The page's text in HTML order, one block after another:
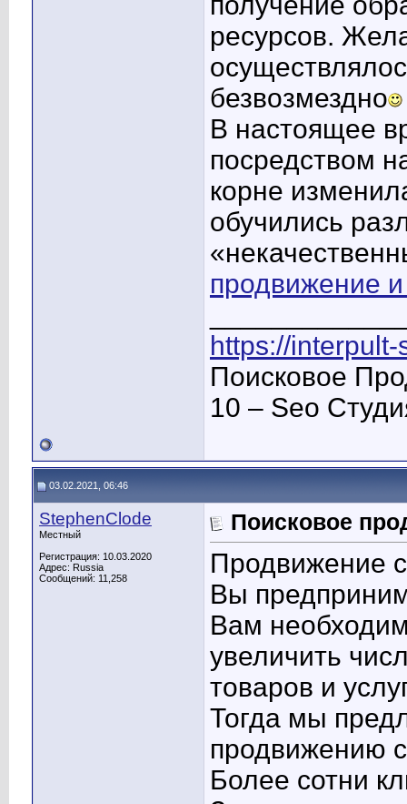
ресурсов.
безвозмездно
В настоящее
посредством
корне
обучились
продвижение
https://
Поисковое
10 – Seo
03.02.2021, 06:46
StephenClode
Местный
Регистрация: 10.03.2020
Адрес: Russia
Сообщений: 11,258
Поисковое
Продвижение
Вы
Вам
увеличить
товаров и
Тогда мы
продвижению
Более сотни